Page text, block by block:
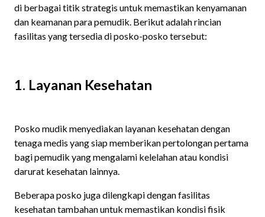
di berbagai titik strategis untuk memastikan kenyamanan
dan keamanan para pemudik. Berikut adalah rincian
fasilitas yang tersedia di posko-posko tersebut:​
1. Layanan Kesehatan
Posko mudik menyediakan layanan kesehatan dengan
tenaga medis yang siap memberikan pertolongan pertama
bagi pemudik yang mengalami kelelahan atau kondisi
darurat kesehatan lainnya.
Beberapa posko juga dilengkapi dengan fasilitas
kesehatan tambahan untuk memastikan kondisi fisik